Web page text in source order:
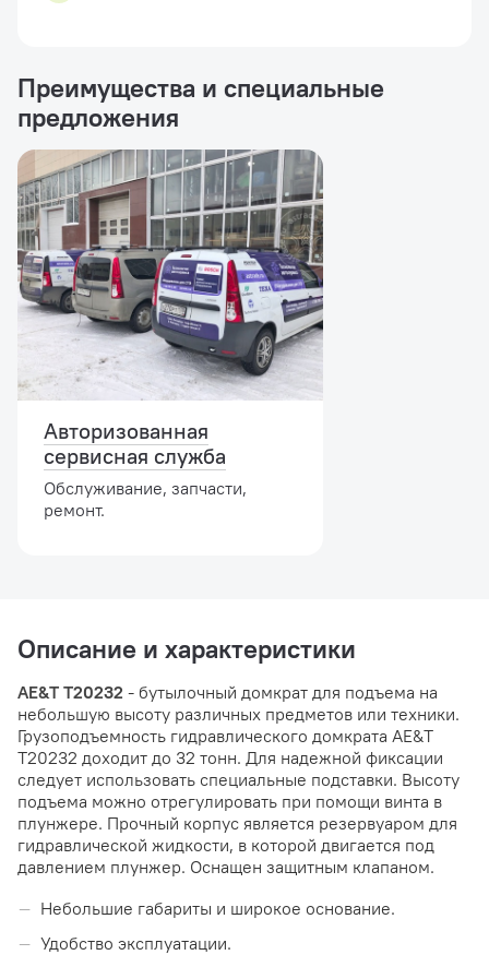
Преимущества и специальные
предложения
Авторизованная
сервисная служба
Обслуживание, запчасти,
ремонт.
Описание и характеристики
AE&T T20232 - бутылочный домкрат для подъема на
небольшую высоту различных предметов или техники.
Грузоподъемность гидравлического домкрата AE&T
T20232 доходит до 32 тонн. Для надежной фиксации
следует использовать специальные подставки. Высоту
подъема можно отрегулировать при помощи винта в
плунжере. Прочный корпус является резервуаром для
гидравлической жидкости, в которой двигается под
давлением плунжер. Оснащен защитным клапаном.
Небольшие габариты и широкое основание.
Удобство эксплуатации.